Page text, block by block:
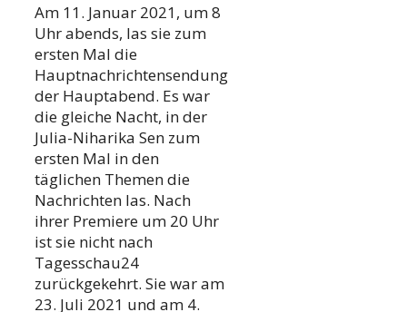
Am 11. Januar 2021, um 8
Uhr abends, las sie zum
ersten Mal die
Hauptnachrichtensendung
der Hauptabend. Es war
die gleiche Nacht, in der
Julia-Niharika Sen zum
ersten Mal in den
täglichen Themen die
Nachrichten las. Nach
ihrer Premiere um 20 Uhr
ist sie nicht nach
Tagesschau24
zurückgekehrt. Sie war am
23. Juli 2021 und am 4.